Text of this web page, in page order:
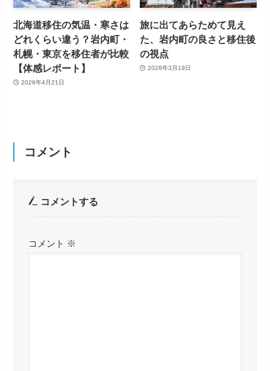
北海道移住の気温・寒さは
どれくらい違う？岩内町・
札幌・東京を移住者が比較
【体感レポート】
2026年4月21日
旅に出てあらためて見え
た、岩内町の良さと移住後
の視点
2026年3月19日
コメント
コメントする
コメント ※